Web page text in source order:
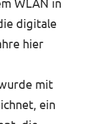
WLAN in
digitale
hier
mit
ein